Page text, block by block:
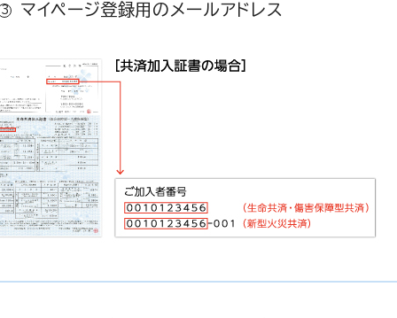
マイページ登録用のメールアドレス